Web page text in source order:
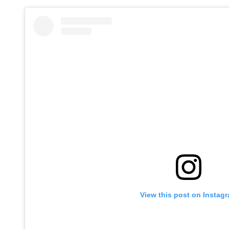
View this post on